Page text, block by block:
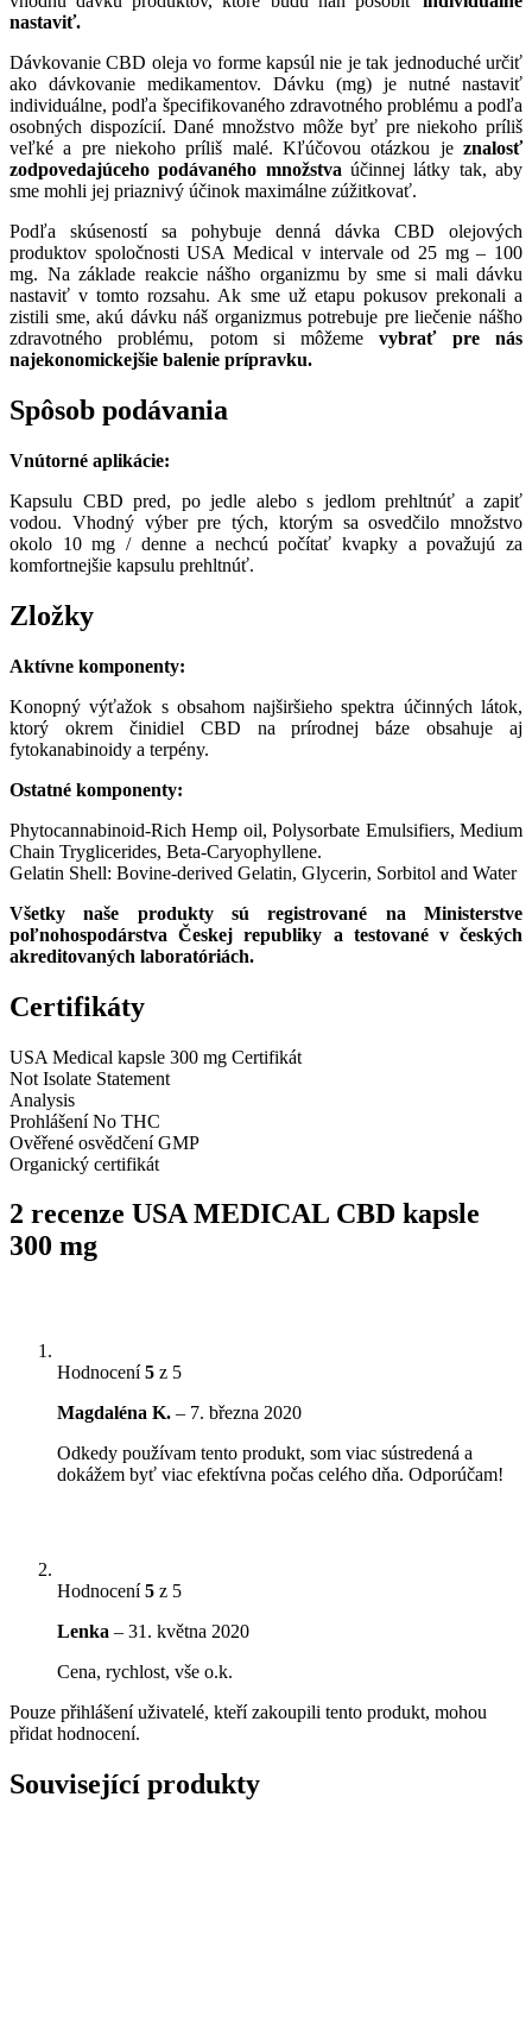
nastaviť.
Dávkovanie CBD oleja vo forme kapsúl nie je tak jednoduché určiť
ako dávkovanie medikamentov. Dávku (mg) je nutné nastaviť
individuálne, podľa špecifikovaného zdravotného problému a podľa
osobných dispozícií. Dané množstvo môže byť pre niekoho príliš
veľké a pre niekoho príliš malé. Kľúčovou otázkou je znalosť
zodpovedajúceho podávaného množstva účinnej látky tak, aby
sme mohli jej priaznivý účinok maximálne zúžitkovať.
Podľa skúseností sa pohybuje denná dávka CBD olejových
produktov spoločnosti USA Medical v intervale od 25 mg – 100
mg. Na základe reakcie nášho organizmu by sme si mali dávku
nastaviť v tomto rozsahu. Ak sme už etapu pokusov prekonali a
zistili sme, akú dávku náš organizmus potrebuje pre liečenie nášho
zdravotného problému, potom si môžemevybrať pre nás
najekonomickejšie balenie prípravku.
Spôsob podávania
Vnútorné aplikácie:
Kapsulu CBD pred, po jedle alebo s jedlom prehltnúť a zapiť
vodou. Vhodný výber pre tých, ktorým sa osvedčilo množstvo
okolo 10 mg / denne a nechcú počítať kvapky a považujú za
komfortnejšie kapsulu prehltnúť.
Zložky
Aktívne komponenty:
Konopný výťažok s obsahom najširšieho spektra účinných látok,
ktorý okrem činidiel CBD na prírodnej báze obsahuje aj
fytokanabinoidy a terpény.
Ostatné komponenty:
Phytocannabinoid-Rich Hemp oil, Polysorbate Emulsifiers, Medium
Chain Tryglicerides, Beta-Caryophyllene.
Gelatin Shell: Bovine-derived Gelatin, Glycerin, Sorbitol and Water
Všetky naše produkty sú registrované na Ministerstve
poľnohospodárstva Českej republiky a testované v českých
akreditovaných laboratóriách.
Certifikáty
USA Medical kapsle 300 mg Certifikát
Not Isolate Statement
Analysis
Prohlášení No THC
Ověřené osvědčení GMP
Organický certifikát
2 recenze USA MEDICAL CBD kapsle
300 mg
Hodnocení5 z 5
Magdaléna K. – 7. března 2020
Odkedy používam tento produkt, som viac sústredená a
dokážem byť viac efektívna počas celého dňa. Odporúčam!
Hodnocení5 z 5
Lenka – 31. května 2020
Cena, rychlost, vše o.k.
Pouze přihlášení uživatelé, kteří zakoupili tento produkt, mohou
přidat hodnocení.
Související produkty